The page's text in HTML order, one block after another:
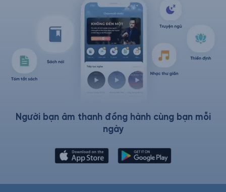
Người bạn âm thanh đồng hành cùng bạn mỗi
ngày